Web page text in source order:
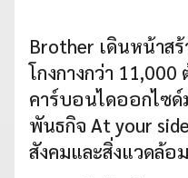
Brother เดินหน้าส
โกงกางกว่า
คาร์บอนไดออกไซด์
พันธกิจ At your
สังคมและสิ่งแวดล้อม